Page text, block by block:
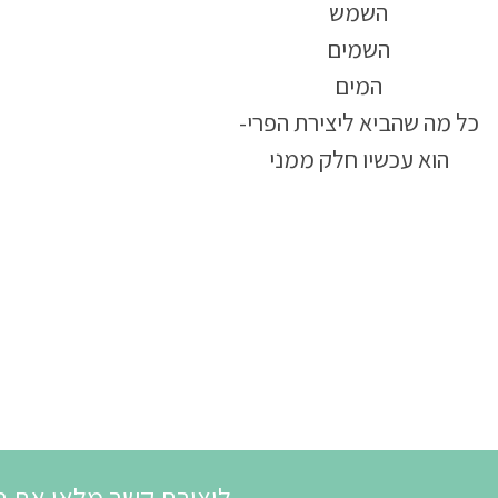
השמש
השמים
המים
כל מה שהביא ליצירת הפרי-
הוא עכשיו חלק ממני